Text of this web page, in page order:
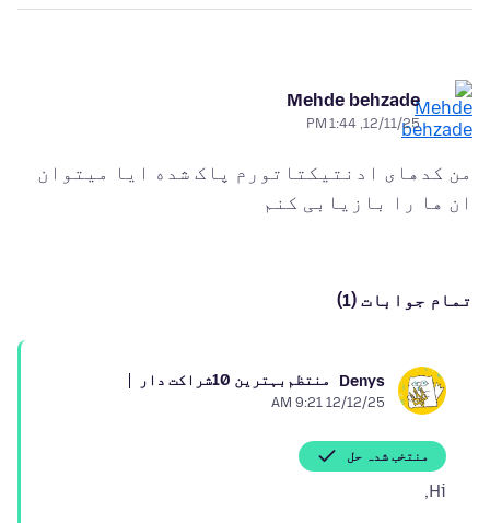
Mehde behzade
12/11/25, 1:44 PM
من کدهای ادنتیکتاتورم پاک شده ایا میتوان
ان ها را بازیابی کنم
تمام جوابات (1)
Denys منتظم بہترین 10شراکت دار
12/12/25 9:21 AM
منتخب شدہ حل
Hi,